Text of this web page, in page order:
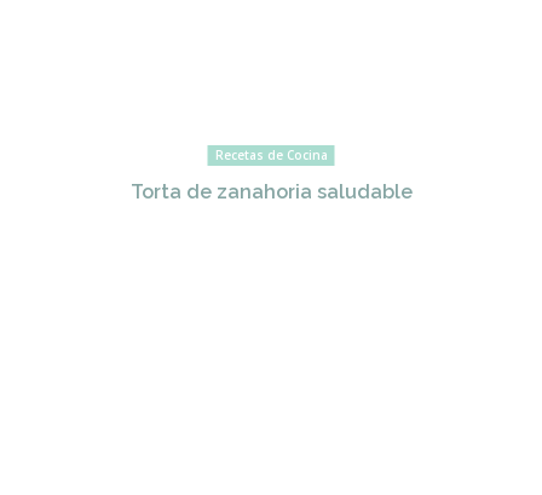
Recetas de Cocina
Torta de zanahoria saludable